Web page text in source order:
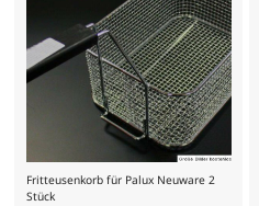
Fritteusenkorb für Palux Neuware 2
Stück